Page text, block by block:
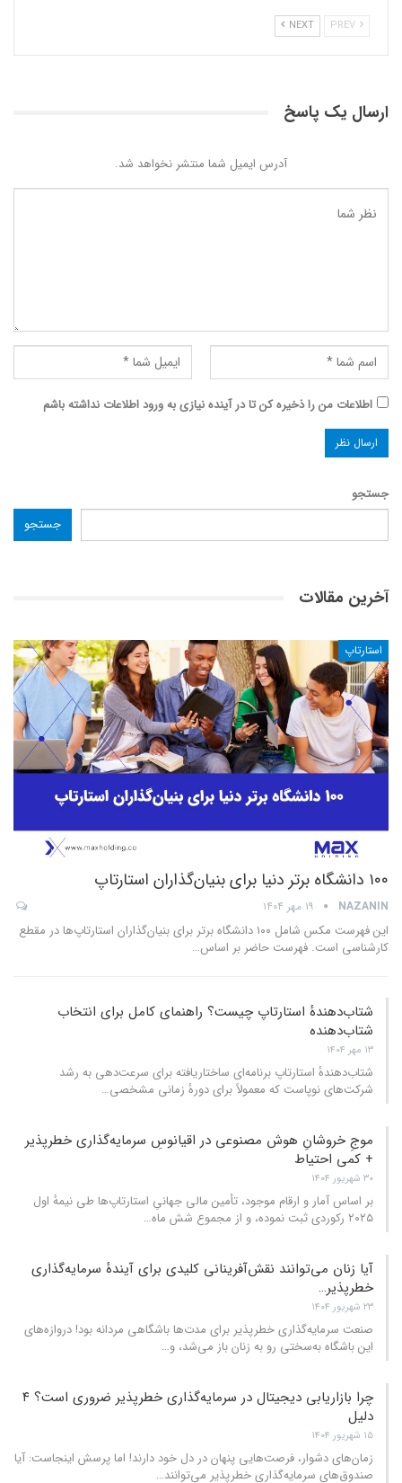
NEXT
ارسال یک پاسخ
آدرس ایمیل شما منتشر نخواهد شد.
اطلاعات من را ذخیره کن تا در آینده نیازی به ورود اطلاعات نداشته باشم
جستجو
جستجو
آخرین مقالات
استارتاپ
۱۰۰ دانشگاه برتر دنیا برای بنیان‌گذاران استارتاپ
NAZANIN ۱۹ مهر ۱۴۰۴
این فهرست مکس شامل ۱۰۰ دانشگاه برتر برای بنیان‌گذاران استارتاپ‌ها در مقطع
کارشناسی است. فهرست حاضر بر اساس…
شتاب‌دهندهٔ استارتاپ چیست؟ راهنمای کامل برای انتخاب
شتا‌ب‌دهنده
۱۳ مهر ۱۴۰۴
شتاب‌دهندهٔ استارتاپ برنامه‌ای ساختاریافته برای سرعت‌دهی به رشد
شرکت‌های نوپاست که معمولاً برای دورهٔ زمانی مشخصی…
موجِ خروشانِ هوش مصنوعی در اقیانوسِ سرمایه‌گذاری خطرپذیر
+ کمی احتیاط
۳۰ شهریور ۱۴۰۴
بر اساس آمار و ارقام موجود، تأمین مالی جهانیِ استارتاپ‌ها طی نیمهٔ اول
۲۰۲۵ رکوردی ثبت نموده، و از مجموع شش ماه
…
آیا زنان می‌توانند نقش‌آفرینانی کلیدی برای آیندهٔ سرمایه‌گذاری
خطرپذیر…
۲۳ شهریور ۱۴۰۴
صنعت سرمایه‌گذاری خطرپذیر برای مدت‌ها باشگاهی مردانه بود! دروازه‌های
این باشگاه به‌سختی رو به زنان باز می‌شد، و…
چرا بازاریابی دیجیتال در سرمایه‌گذاری خطرپذیر ضروری است؟ ۴
دلیل
۱۵ شهریور ۱۴۰۴
زمان‌های دشوار، فرصت‌هایی پنهان در دل خود دارند! اما پرسش اینجاست: آیا
صندوق‌های سرمایه‌گذاری خطرپذیر می‌توانند…